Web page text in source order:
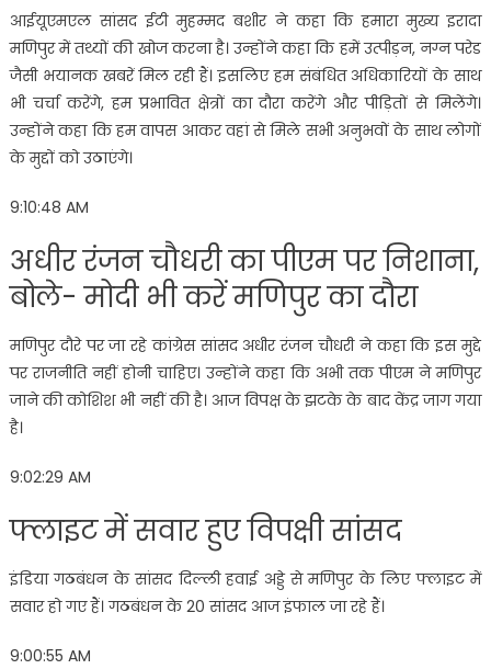
आईयूएमएल सांसद ईटी मुहम्मद बशीर ने कहा कि हमारा मुख्य इरादा
मणिपुर में तथ्यों की खोज करना है। उन्होंने कहा कि हमें उत्पीड़न, नग्न परेड
जैसी भयानक खबरें मिल रही हैं। इसलिए हम संबंधित अधिकारियों के साथ
भी चर्चा करेंगे, हम प्रभावित क्षेत्रों का दौरा करेंगे और पीड़ितों से मिलेंगे।
उन्होंने कहा कि हम वापस आकर वहां से मिले सभी अनुभवों के साथ लोगों
के मुद्दों को उठाएंगे।
9:10:48 AM
अधीर रंजन चौधरी का पीएम पर निशाना,
बोले- मोदी भी करें मणिपुर का दौरा
मणिपुर दौरे पर जा रहे कांग्रेस सांसद अधीर रंजन चौधरी ने कहा कि इस मुद्दे
पर राजनीति नहीं होनी चाहिए। उन्होंने कहा कि अभी तक पीएम ने मणिपुर
जाने की कोशिश भी नहीं की है। आज विपक्ष के झटके के बाद केंद्र जाग गया
है।
9:02:29 AM
फ्लाइट में सवार हुए विपक्षी सांसद
इंडिया गठबंधन के सांसद दिल्ली हवाई अड्डे से मणिपुर के लिए फ्लाइट में
सवार हो गए हैं। गठबंधन के 20 सांसद आज इंफाल जा रहे हैं।
9:00:55 AM